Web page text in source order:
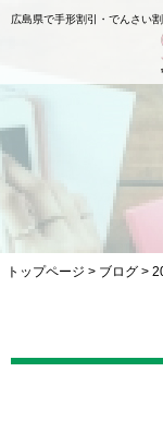
広島県で手形割引・でんさい
トップページ > ブログ >